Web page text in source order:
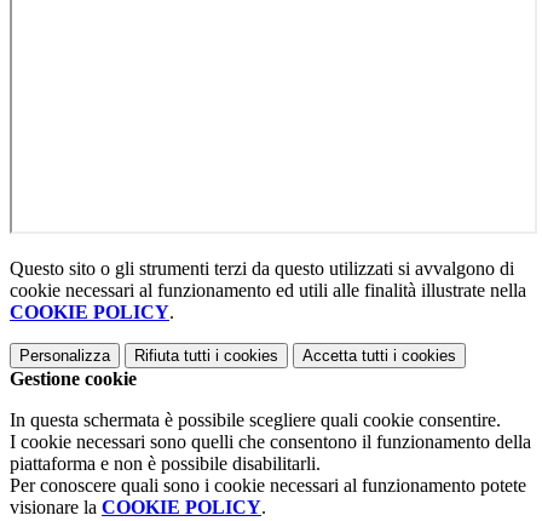
Questo sito o gli strumenti terzi da questo utilizzati si avvalgono di
cookie necessari al funzionamento ed utili alle finalità illustrate nella
COOKIE POLICY.
Personalizza Rifiuta tutti i cookies Accetta tutti i cookies
Gestione cookie
In questa schermata è possibile scegliere quali cookie consentire.
I cookie necessari sono quelli che consentono il funzionamento della
piattaforma e non è possibile disabilitarli.
Per conoscere quali sono i cookie necessari al funzionamento potete
visionare la COOKIE POLICY.